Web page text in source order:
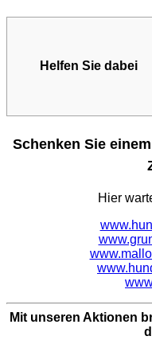
Helfen Sie dabei
Schenken Sie
Hier
Mit unseren Aktionen